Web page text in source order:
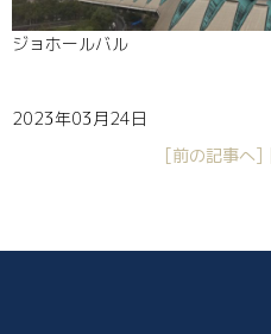
ジョホールバル
2023年03月24日
[前の記事へ]